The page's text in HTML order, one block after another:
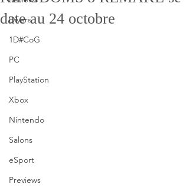
Divers
1D#CoG
PC
PlayStation
Xbox
Nintendo
Salons
eSport
Previews
date au 24 octobre